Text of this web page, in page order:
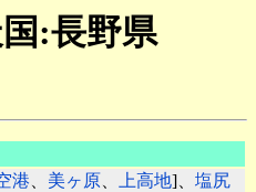
:長野県
港、 美ヶ原、 上高地]、 塩尻